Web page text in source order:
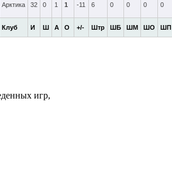
Клуб И Ш А О +/- Штр ШБ ШМ ШО ШП
Арктика 32 0 1 1 -11 6 0 0 0 0
игр,